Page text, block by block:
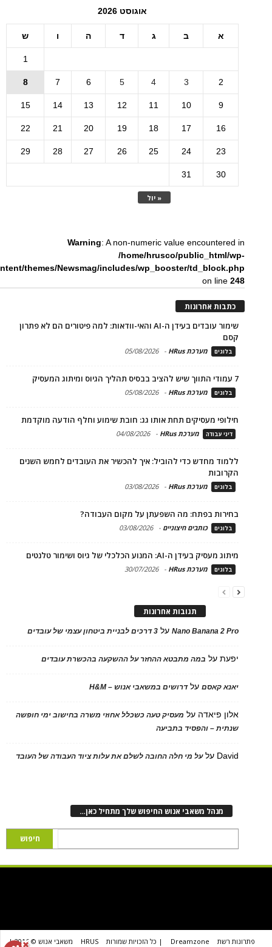
אוגוסט 2026
א ב ג ד ה ו ש
« יול
1
2
3
4
5
6
7
8
9
10
11
12
13
14
15
16
17
18
19
20
21
22
23
24
25
26
27
28
29
30
31
Warning: A non-numeric value encountered in
/home/hrusco/public_html/wp-
themes/Newsmag/includes/wp_booster/td_block.php
on line248
כתבות אחרונות
שימור עובדים בעידן ה-AI והאי-וודאות: למה פיטורים הם לא פתרון
קסם
בלוגים מערכת HRus -
05/08/2026
7 עמודי התווך שיש להציב בבסיס תהליך הגיוס ומיתוג המעסיק
בלוגים מערכת HRus -
05/08/2026
חילופי מעסיקים תחת אותו גג: חובת שימוע וחלף הודעה מוקדמת
דיני עבודה מערכת HRus -
04/08/2026
ללמוד מחדש כדי להוביל: איך להכשיר את העובדים לחמש השנים
הקרובות
בלוגים מערכת HRus -
03/08/2026
בחירות בפתח: מה השפעתן על מקום העבודה?
בלוגים כותבים חיצוניים -
03/08/2026
מיתוג מעסיק בעידן ה-AI: המנוע הכלכלי של גיוס ושימור טלנטים
בלוגים מערכת HRus -
30/07/2026
תגובות אחרונות
Nano Banana 2 Proעל 3 דרכים לבניית ביטחון עצמי של עובדים
יפעתעל במה מתבטא ההחזר על ההשקעה בהכשרת עובדים
יאנא קאסםעלדרושים במשאבי אנוש – H&M
אלון פיאדה על מעסיק טעה כשכלל אחוזי משרה בחישוב ימי חופשה
שנתית – והפסיד בתביעה
David עלעל מי חלה החובה לשלם את עלות ציוד העבודה של העובד
מנהל משאבי אנוש החיפוש שלך מתחיל כאן…
פתרונות רשת Dreamzone | כל הזכויות שמורות HRUS משאבי אנוש © 2016 |